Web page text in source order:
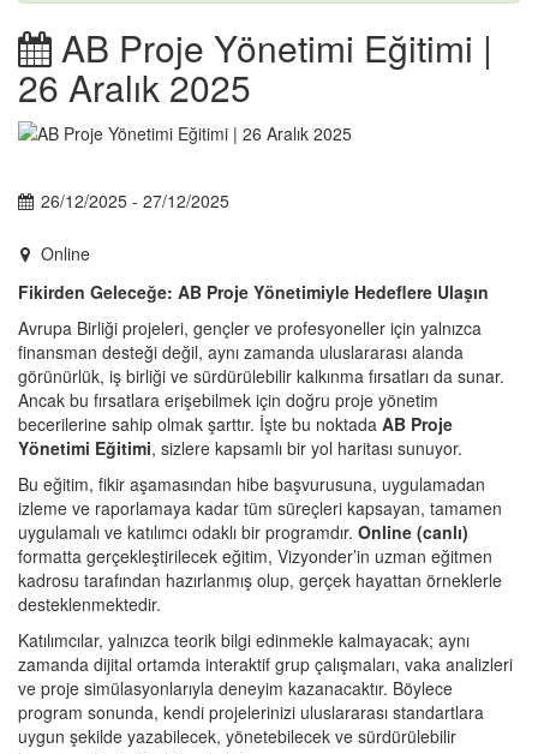
AB Proje Yönetimi Eğitimi |
26 Aralık 2025
26/12/2025 - 27/12/2025
Online
Fikirden Geleceğe: AB Proje Yönetimiyle Hedeflere Ulaşın
Avrupa Birliği projeleri, gençler ve profesyoneller için yalnızca
finansman desteği değil, aynı zamanda uluslararası alanda
görünürlük, iş birliği ve sürdürülebilir kalkınma fırsatları da sunar.
Ancak bu fırsatlara erişebilmek için doğru proje yönetim
becerilerine sahip olmak şarttır. İşte bu noktada AB Proje
Yönetimi Eğitimi, sizlere kapsamlı bir yol haritası sunuyor.
Bu eğitim, fikir aşamasından hibe başvurusuna, uygulamadan
izleme ve raporlamaya kadar tüm süreçleri kapsayan, tamamen
uygulamalı ve katılımcı odaklı bir programdır. Online (canlı)
formatta gerçekleştirilecek eğitim, Vizyonder’in uzman eğitmen
kadrosu tarafından hazırlanmış olup, gerçek hayattan örneklerle
desteklenmektedir.
Katılımcılar, yalnızca teorik bilgi edinmekle kalmayacak; aynı
zamanda dijital ortamda interaktif grup çalışmaları, vaka analizleri
ve proje simülasyonlarıyla deneyim kazanacaktır. Böylece
program sonunda, kendi projelerinizi uluslararası standartlara
uygun şekilde yazabilecek, yönetebilecek ve sürdürülebilir